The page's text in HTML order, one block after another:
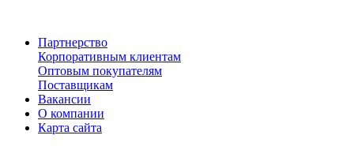
Партнерство
Корпоративным клиентам
Оптовым покупателям
Поставщикам
Вакансии
О компании
Карта сайта